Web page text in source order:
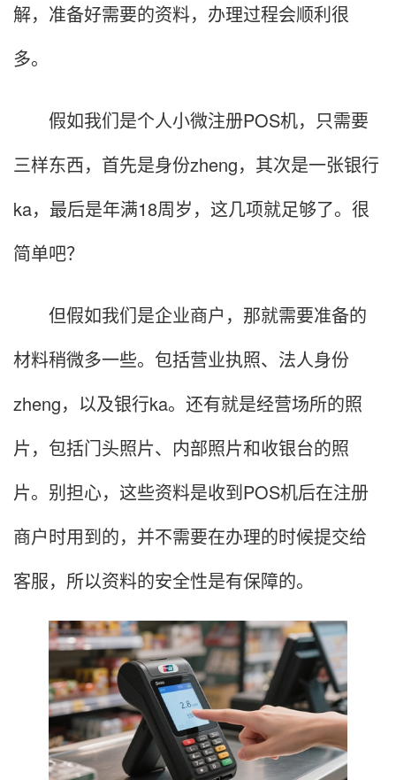
解，准备好需要的资料，办理过程会顺利很
多。
假如我们是个人小微注册POS机，只需要
三样东西，首先是身份zheng，其次是一张银行
ka，最后是年满18周岁，这几项就足够了。很
简单吧？
但假如我们是企业商户，那就需要准备的
材料稍微多一些。包括营业执照、法人身份
zheng，以及银行ka。还有就是经营场所的照
片，包括门头照片、内部照片和收银台的照
片。别担心，这些资料是收到POS机后在注册
商户时用到的，并不需要在办理的时候提交给
客服，所以资料的安全性是有保障的。